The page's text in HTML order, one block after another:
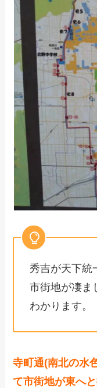
秀吉が天下統
市街地が凄ま
わかります。
寺町通(南北の水
て市街地が東へ